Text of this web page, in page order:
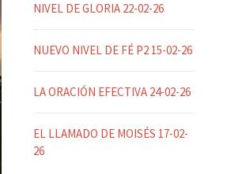
NIVEL DE GLORIA 22-02-26
NUEVO NIVEL DE FÉ P2 15-02-26
LA ORACIÓN EFECTIVA 24-02-26
EL LLAMADO DE MOISÉS 17-02-
26